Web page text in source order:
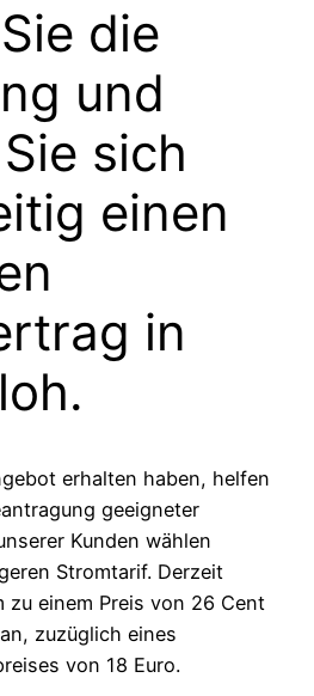
die
und
sich
einen
in
.
erhalten haben, helfen
geeigneter
Kunden wählen
Stromtarif. Derzeit
zu einem Preis von 26 Cent
zuzüglich eines
von 18 Euro.